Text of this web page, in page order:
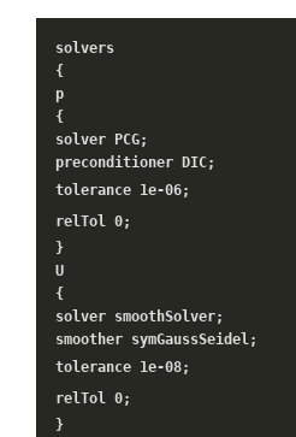
solvers
{
p
{
solver PCG;
preconditioner DIC;
tolerance 1e-06;
relTol 0;
}
U
{
solver smoothSolver;
smoother symGaussSeidel;
tolerance 1e-08;
relTol 0;
}